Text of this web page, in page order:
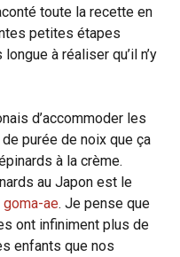
toute la recette en
petites étapes
à réaliser qu’il n’y
d’accommoder les
purée de noix que ça
à la crème.
au Japon est le
goma-ae. Je pense que
ont infiniment plus de
enfants que nos